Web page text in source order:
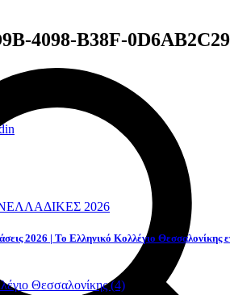
4098-B38F-
2026 | Το Ελληνικό Κολλέγιο Θεσσαλονίκης